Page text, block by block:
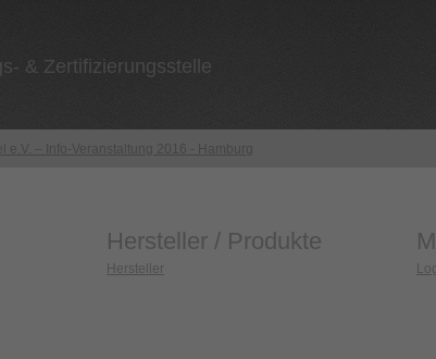
& Zertifizierungsstelle
e.V. – Info-Veranstaltung 2016 - Hamburg
Hersteller / Produkte
Hersteller